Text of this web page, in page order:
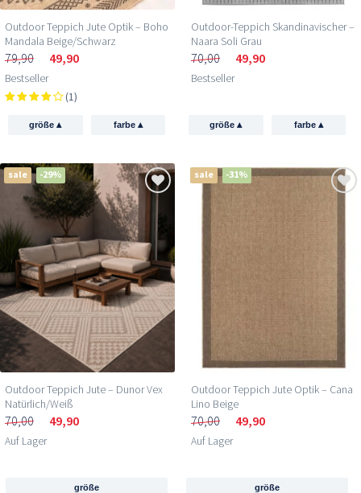
Outdoor Teppich Jute Optik – Boho
Mandala Beige/Schwarz
79,90 49,90
Bestseller
(1)
größe▴ farbe ▴
Outdoor-Teppich Skandinavischer –
Naara Soli Grau
70,00 49,90
Bestseller
größe▴ farbe ▴
sale -29%
Outdoor Teppich Jute – Dunor Vex
Natürlich/Weiß
70,00 49,90
Auf Lager
größe
sale -31%
Outdoor Teppich Jute Optik – Cana
Lino Beige
70,00 49,90
Auf Lager
größe